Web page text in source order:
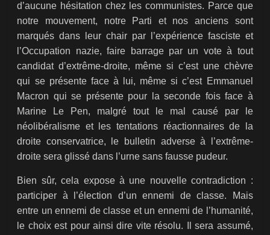
d’aucune hésitation chez les communistes. Parce que
notre mouvement, notre Parti et nos anciens sont
marqués dans leur chair par l’expérience fasciste et
l’Occupation nazie, faire barrage par un vote à tout
candidat d’extrême-droite, même si c’est une chèvre
qui se présente face à lui, même si c’est Emmanuel
Macron qui se présente pour la seconde fois face à
Marine Le Pen, malgré tout le mal causé par le
néolibéralisme et les tentations réactionnaires de la
droite conservatrice, le bulletin adverse à l’extrême-
droite sera glissé dans l’urne sans fausse pudeur.
Bien sûr, cela expose à une nouvelle contradiction :
participer à l’élection d’un ennemi de classe. Mais
entre un ennemi de classe et un ennemi de l’humanité,
le choix est pour ainsi dire vite résolu. Il sera assumé,